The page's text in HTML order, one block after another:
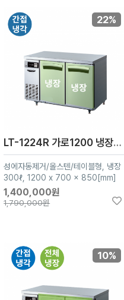
22%
LT-1224R 가로1200 냉장2칸
성에자동제거/올스텐/테이블형, 냉장
300ℓ, 1200 x 700 x 850[mm]
1,400,000원
1,790,000원
10%